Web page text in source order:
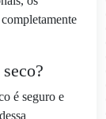
é seguro e